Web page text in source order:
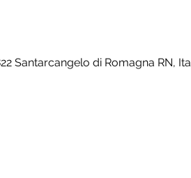
Santarcangelo di Romagna RN,